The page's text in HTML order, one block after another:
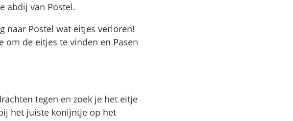
abdij van Postel.
naar Postel wat eitjes verloren!
om de eitjes te vinden en Pasen
tegen en zoek je het eitje
het juiste konijntje op het